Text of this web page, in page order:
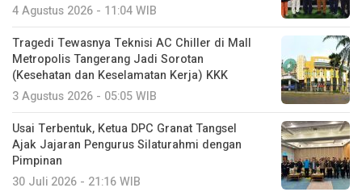
4 Agustus 2026 - 11:04 WIB
Tragedi Tewasnya Teknisi AC Chiller di Mall
Metropolis Tangerang Jadi Sorotan
(Kesehatan dan Keselamatan Kerja) KKK
3 Agustus 2026 - 05:05 WIB
Usai Terbentuk, Ketua DPC Granat Tangsel
Ajak Jajaran Pengurus Silaturahmi dengan
Pimpinan
30 Juli 2026 - 21:16 WIB